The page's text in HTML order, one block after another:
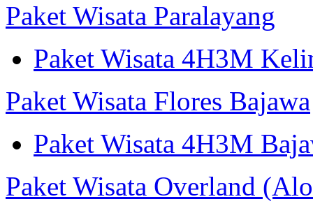
Paket Wisata Paralayang
Paket Wisata 4H3M
Paket Wisata Flores Bajawa
Paket Wisata 4H3M
Paket Wisata Overland